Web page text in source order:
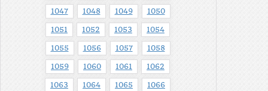
1047 1048 1049 1050
1051 1052 1053 1054
1055 1056 1057 1058
1059 1060 1061 1062
1063 1064 1065 1066